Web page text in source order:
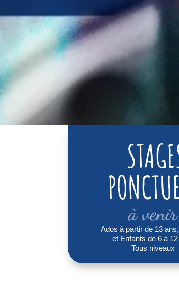
à venir
Ados à partir de 13
et Enfants de 6 à
Tous niveaux